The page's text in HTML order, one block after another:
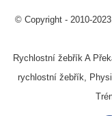
© Copyright - 2010-
Rychlostní žebřík A
rychlostní žebřík